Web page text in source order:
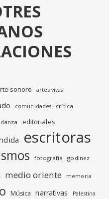
sonoro artes vivas
comunidades crítica
danza editoriales
escritoras
fotografia godinez
medio oriente memoria
Música narrativas Palestina